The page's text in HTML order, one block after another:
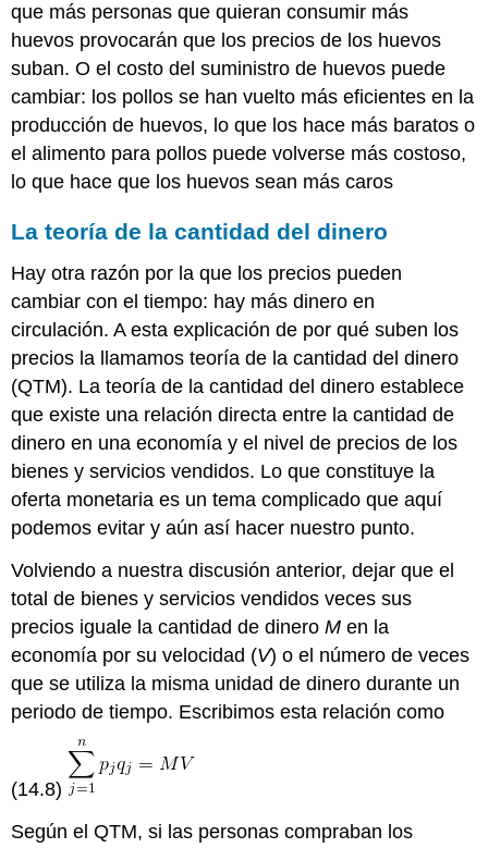
que más personas que quieran consumir más
huevos provocarán que los precios de los huevos
suban. O el costo del suministro de huevos puede
cambiar: los pollos se han vuelto más eficientes en la
producción de huevos, lo que los hace más baratos o
el alimento para pollos puede volverse más costoso,
lo que hace que los huevos sean más caros
La teoría de la cantidad del dinero
Hay otra razón por la que los precios pueden
cambiar con el tiempo: hay más dinero en
circulación. A esta explicación de por qué suben los
precios la llamamos teoría de la cantidad del dinero
(QTM). La teoría de la cantidad del dinero establece
que existe una relación directa entre la cantidad de
dinero en una economía y el nivel de precios de los
bienes y servicios vendidos. Lo que constituye la
oferta monetaria es un tema complicado que aquí
podemos evitar y aún así hacer nuestro punto.
Volviendo a nuestra discusión anterior, dejar que el
total de bienes y servicios vendidos veces sus
precios iguale la cantidad de dineroM en la
economía por su velocidad (V) o el número de veces
que se utiliza la misma unidad de dinero durante un
periodo de tiempo. Escribimos esta relación como
(14.8)
Según el QTM, si las personas compraban los